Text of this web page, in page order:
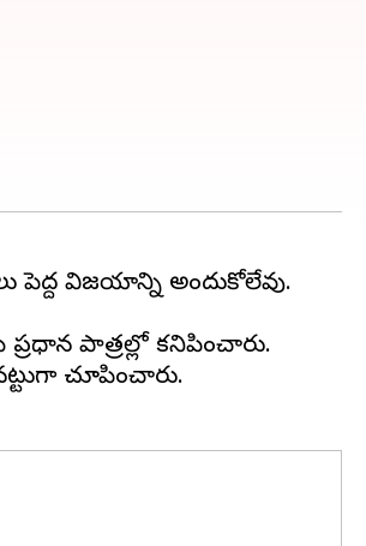
పెద్ద విజయాన్ని అందుకోలేవు.
పాత్రల్లో కనిపించారు.
చూపించారు.